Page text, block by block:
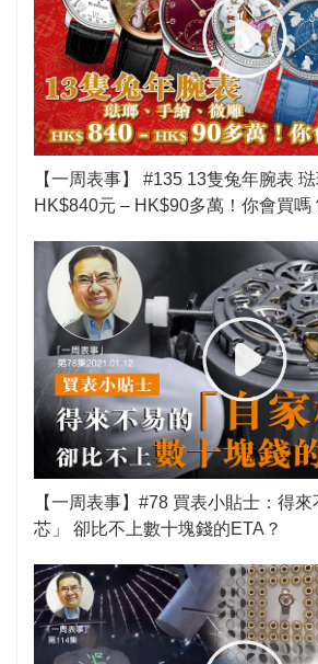
【一周表事】 #135 13隻兔年腕表 琺瑯、手繪、微雕！
HK$840元 – HK$90多萬！你會買嗎
【一周表事】#78 買表小貼士：得
芯」 卻比不上數十塊錢的ETA？